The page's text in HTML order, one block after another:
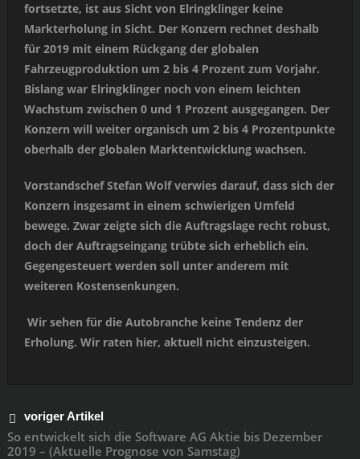
fortsetzte, ist aus Sicht von Elringklinger keine
Markterholung in Sicht. Der Konzern rechnet deshalb
für 2019 mit einem Rückgang der globalen
Fahrzeugproduktion um 2 bis 4 Prozent zum Vorjahr.
Bislang war Elringklinger noch von einem leichten
Wachstum zwischen 0 und 1 Prozent ausgegangen. Der
Konzern will weiter organisch um 2 bis 4 Prozentpunkte
oberhalb der globalen Marktentwicklung wachsen.
Vorstandschef Stefan Wolf verwies darauf, dass sich der
Konzern insgesamt in einem schwierigen Umfeld
bewege. Zwar zeigte sich die Auftragslage recht robust,
doch der Auftragseingang trübte sich erheblich ein.
Gegengesteuert werden soll unter anderem mit
weiteren Kostensenkungen.
Wir sehen für die Autobranche keine Tendenz der
Erholung. Wir raten hier, aktuell nicht einzusteigen.
voriger Artikel
So entwickelt sich die Software AG Aktie bis Dezember
2019 – (Aktuelle Prognose von Samstag)